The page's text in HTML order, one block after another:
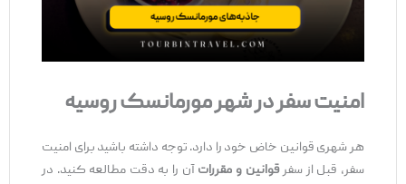
امنیت سفر در شهر مورمانسک روسیه
هر شهری قوانین خاض خود را دارد. توجه داشته باشید برای امنیت
سفر، قبل از سفرقوانین و مقرراتآن را به دقت مطالعه کنید. در